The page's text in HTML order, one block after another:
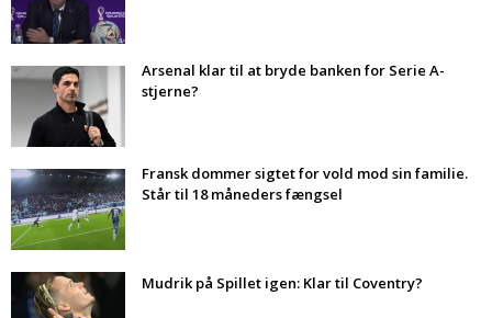
Arsenal klar til at bryde banken for Serie A-
stjerne?
Fransk dommer sigtet for vold mod sin familie.
Står til 18 måneders fængsel
Mudrik på Spillet igen: Klar til Coventry?